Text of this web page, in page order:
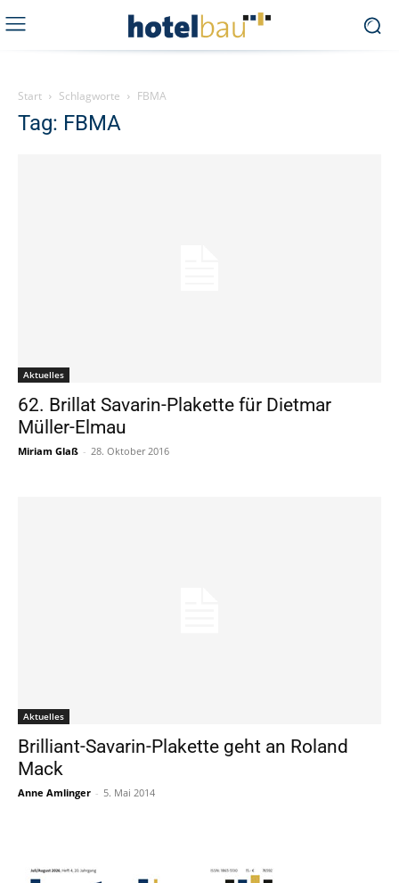
Start Schlagworte FBMA
Tag: FBMA
Aktuelles
62. Brillat Savarin-Plakette für Dietmar
Müller-Elmau
Miriam Glaß - 28. Oktober 2016
Aktuelles
Brilliant-Savarin-Plakette geht an Roland
Mack
Anne Amlinger - 5. Mai 2014